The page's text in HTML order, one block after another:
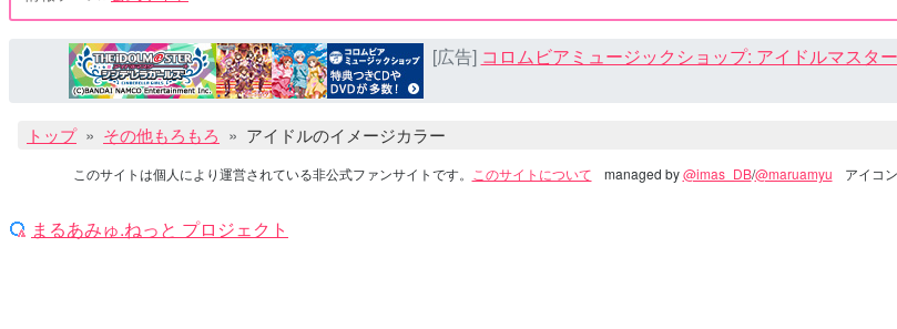
[広告] コロムビアミュージックショップ: アイドルマスタ
トップ その他もろもろ アイドルのイメージカラー
このサイトは個人により運営されている非公式ファンサイトです。 このサイトについて managed by@imas_DB/@maruamyu アイコ
まるあみゅ.ねっと プロジェクト